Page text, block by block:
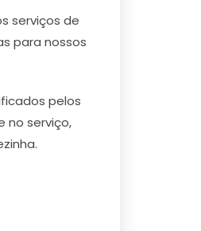
serviços de
para nossos
pelos
no serviço,